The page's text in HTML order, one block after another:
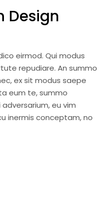
Design
eirmod. Qui modus
repudiare. An summo
ex sit modus saepe
eum te, summo
eu vim
inermis conceptam, no